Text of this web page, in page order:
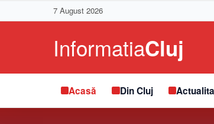
7 August 2026
Acasă Din Cluj